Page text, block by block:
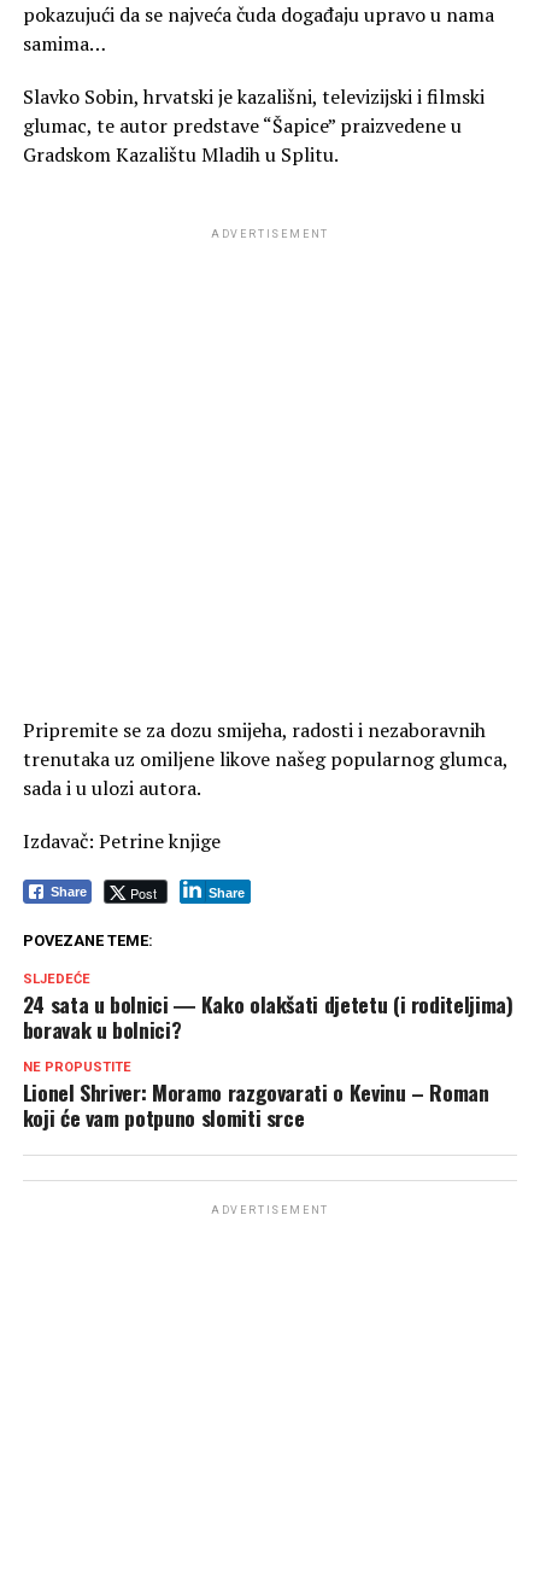
pokazujući da se najveća čuda događaju upravo u nama
samima…
Slavko Sobin, hrvatski je kazališni, televizijski i filmski
glumac, te autor predstave “Šapice” praizvedene u
Gradskom Kazalištu Mladih u Splitu.
ADVERTISEMENT
Pripremite se za dozu smijeha, radosti i nezaboravnih
trenutaka uz omiljene likove našeg popularnog glumca,
sada i u ulozi autora.
Izdavač: Petrine knjige
Share Post Share
POVEZANE TEME:
SLJEDEĆE
24 sata u bolnici ― Kako olakšati djetetu (i roditeljima)
boravak u bolnici?
NE PROPUSTITE
Lionel Shriver: Moramo razgovarati o Kevinu – Roman
koji će vam potpuno slomiti srce
ADVERTISEMENT